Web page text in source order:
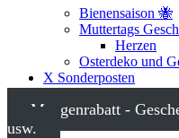
Bienensaison 🐝
Muttertags
Herzen
Osterdeko und
X Sonderposten
Mengenrabatt -
usw.